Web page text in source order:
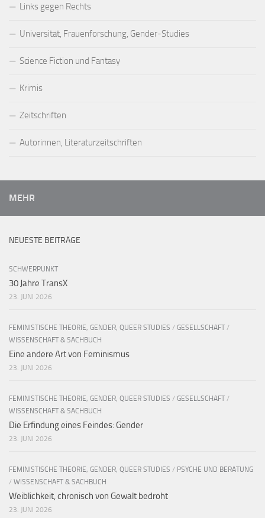
Links gegen Rechts
Universität, Frauenforschung, Gender-Studies
Science Fiction und Fantasy
Krimis
Zeitschriften
Autorinnen, Literaturzeitschriften
MEHR
NEUESTE BEITRÄGE
SCHWERPUNKT
30 Jahre TransX
23. JUNI 2026
FEMINISTISCHE THEORIE, GENDER, QUEER STUDIES / GESELLSCHAFT /
WISSENSCHAFT & SACHBUCH
Eine andere Art von Feminismus
23. JUNI 2026
FEMINISTISCHE THEORIE, GENDER, QUEER STUDIES / GESELLSCHAFT /
WISSENSCHAFT & SACHBUCH
Die Erfindung eines Feindes: Gender
23. JUNI 2026
FEMINISTISCHE THEORIE, GENDER, QUEER STUDIES / PSYCHE UND BERATUNG
/ WISSENSCHAFT & SACHBUCH
Weiblichkeit, chronisch von Gewalt bedroht
23. JUNI 2026